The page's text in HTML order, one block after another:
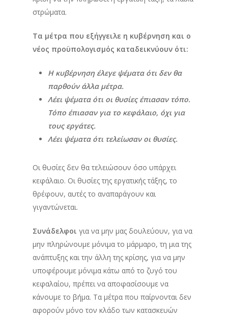
στρώματα.
Τα μέτρα που εξήγγειλε η κυβέρνηση και ο
νέος προϋπολογισμός καταδεικνύουν ότι:
Η κυβέρνηση έλεγε ψέματα ότι δεν θα
παρθούν άλλα μέτρα.
Λέει ψέματα ότι οι θυσίες έπιασαν τόπο.
Τόπο έπιασαν για το κεφάλαιο, όχι για
τους εργάτες.
Λέει ψέματα ότι τελείωσαν οι θυσίες.
Οι θυσίες δεν θα τελειώσουν όσο υπάρχει
κεφάλαιο. Οι θυσίες της εργατικής τάξης, το
θρέφουν, αυτές το αναπαράγουν και
γιγαντώνεται.
Συνάδελφοι για να μην μας δουλεύουν, για να
μην πληρώνουμε μόνιμα το μάρμαρο, τη μια της
ανάπτυξης και την άλλη της κρίσης, για να μην
υποφέρουμε μόνιμα κάτω από το ζυγό του
κεφαλαίου, πρέπει να αποφασίσουμε να
κάνουμε το βήμα. Τα μέτρα που παίρνονται δεν
αφορούν μόνο τον κλάδο των κατασκευών